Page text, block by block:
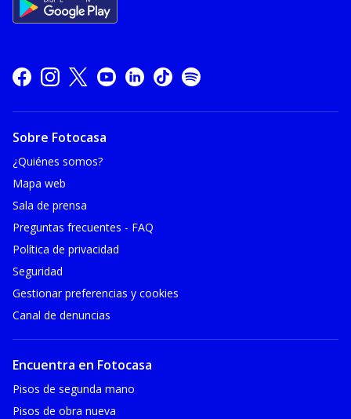
Sobre Fotocasa
¿Quiénes somos?
Mapa web
Sala de prensa
Preguntas frecuentes - FAQ
Política de privacidad
Seguridad
Gestionar preferencias y cookies
Canal de denuncias
Encuentra en Fotocasa
Pisos de segunda mano
Pisos de obra nueva